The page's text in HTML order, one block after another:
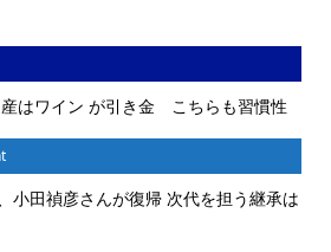
はワイン が引き金 こちらも習慣性
小田禎彦さんが復帰 次代を担う継承は